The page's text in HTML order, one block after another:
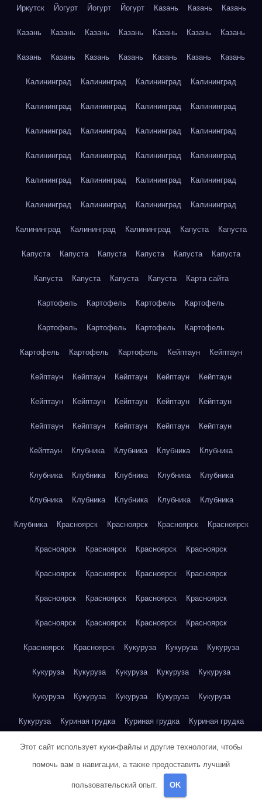
Иркутск Йогурт Йогурт Йогурт Казань Казань Казань
Казань Казань Казань Казань Казань Казань Казань
Казань Казань Казань Казань Казань Казань Казань
Калининград Калининград Калининград Калининград
Калининград Калининград Калининград Калининград
Калининград Калининград Калининград Калининград
Калининград Калининград Калининград Калининград
Калининград Калининград Калининград Калининград
Калининград Калининград Калининград Калининград
Калининград Калининград Калининград Капуста Капуста
Капуста Капуста Капуста Капуста Капуста Капуста
Капуста Капуста Капуста Капуста Карта сайта
Картофель Картофель Картофель Картофель
Картофель Картофель Картофель Картофель
Картофель Картофель Картофель Кейптаун Кейптаун
Кейптаун Кейптаун Кейптаун Кейптаун Кейптаун
Кейптаун Кейптаун Кейптаун Кейптаун Кейптаун
Кейптаун Кейптаун Кейптаун Кейптаун Кейптаун
Кейптаун Клубника Клубника Клубника Клубника
Клубника Клубника Клубника Клубника Клубника
Клубника Клубника Клубника Клубника Клубника
Клубника Красноярск Красноярск Красноярск Красноярск
Красноярск Красноярск Красноярск Красноярск
Красноярск Красноярск Красноярск Красноярск
Красноярск Красноярск Красноярск Красноярск
Красноярск Красноярск Красноярск Красноярск
Красноярск Красноярск Кукуруза Кукуруза Кукуруза
Кукуруза Кукуруза Кукуруза Кукуруза Кукуруза
Кукуруза Кукуруза Кукуруза Кукуруза Кукуруза
Кукуруза Куриная грудка Куриная грудка Куриная грудка
Куриная грудка Куриная грудка Куриная грудка
Куриная грудка Куриная грудка
Куриная грудка
Этот сайт использует куки-файлы и другие технологии, чтобы
помочь вам в навигации, а также предоставить лучший
пользовательский опыт. OK